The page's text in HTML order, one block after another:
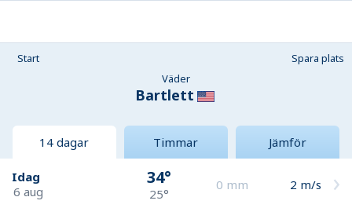
Start
Spara plats
Väder
Bartlett
14 dagar Timmar Jämför
Idag
6 aug
34°
25°
0 mm 2 m/s